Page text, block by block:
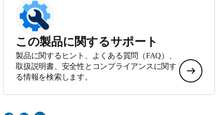
この製品に関するサポート
製品に関するヒント、よくある質問（FAQ）、
取扱説明書、安全性とコンプライアンスに関す
る情報を検索します。